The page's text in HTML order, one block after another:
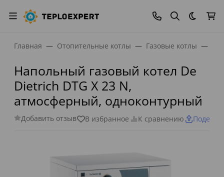
Темная
Главная Отопительные котлы Газовые котлы
Напольный газовый котел De
Dietrich DTG X 23 N,
атмосферный, одноконтурный
Добавить отзыв В избранное К сравнению